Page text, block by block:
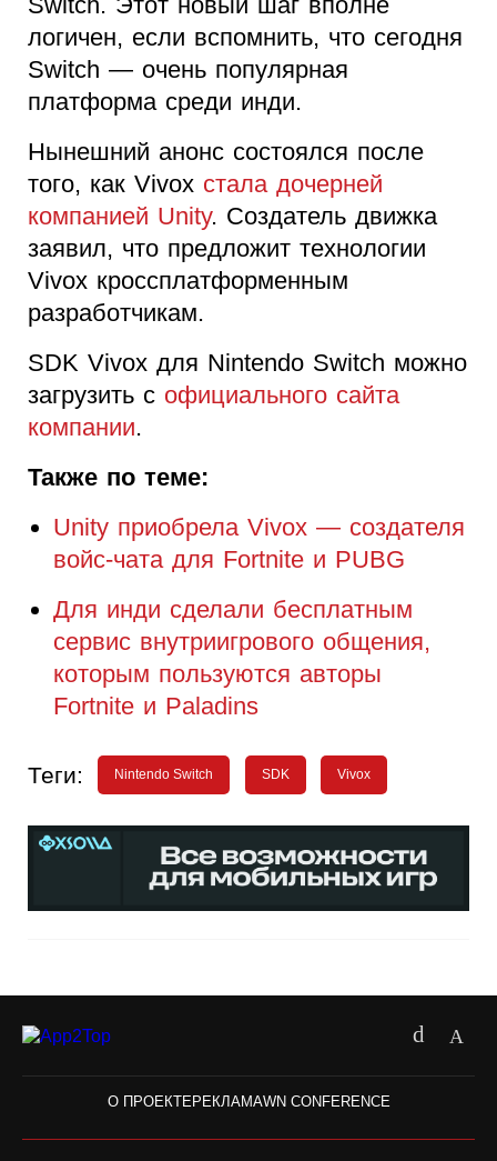
логичен, если вспомнить, что сегодня
Switch — очень популярная
платформа среди инди.
Нынешний анонс состоялся после
того, как Vivox стала дочерней
компанией Unity. Создатель движка
заявил, что предложит технологии
Vivox кроссплатформенным
разработчикам.
SDK Vivox для Nintendo Switch можно
загрузить с официального сайта
компании.
Также по теме:
Unity приобрела Vivox — создателя
войс-чата для Fortnite и PUBG
Для инди сделали бесплатным
сервис внутриигрового общения,
которым пользуются авторы
Fortnite и Paladins
Теги: Nintendo Switch SDK Vivоx
О ПРОЕКТЕРЕКЛАМАWN CONFERENCE